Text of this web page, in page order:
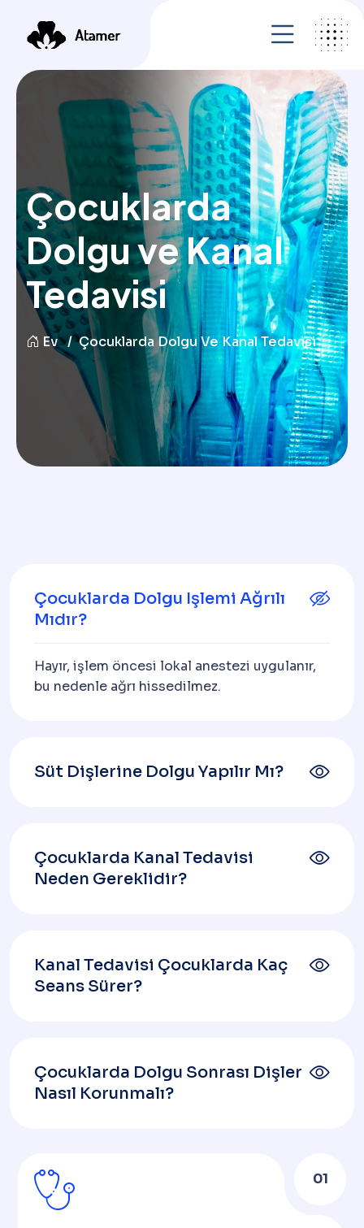
Çocuklarda
Dolgu ve Kanal
Tedavisi
Ev Çocuklarda Dolgu Ve Kanal Tedavisi
Çocuklarda Dolgu Işlemi Ağrılı
Mıdır?
Hayır, işlem öncesi lokal anestezi uygulanır,
bu nedenle ağrı hissedilmez.
Süt Dişlerine Dolgu Yapılır Mı?
Çocuklarda Kanal Tedavisi
Neden Gereklidir?
Kanal Tedavisi Çocuklarda Kaç
Seans Sürer?
Çocuklarda Dolgu Sonrası Dişler
Nasıl Korunmalı?
01